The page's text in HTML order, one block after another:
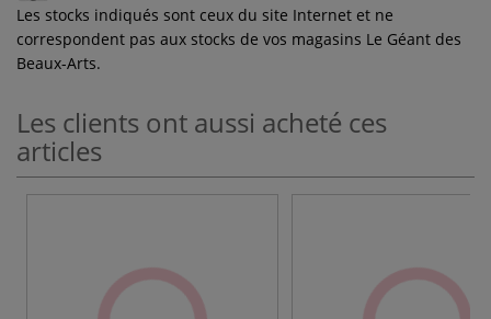
Les stocks indiqués sont ceux du site Internet et ne
correspondent pas aux stocks de vos magasins Le Géant des
Beaux-Arts.
Les clients ont aussi acheté ces
articles